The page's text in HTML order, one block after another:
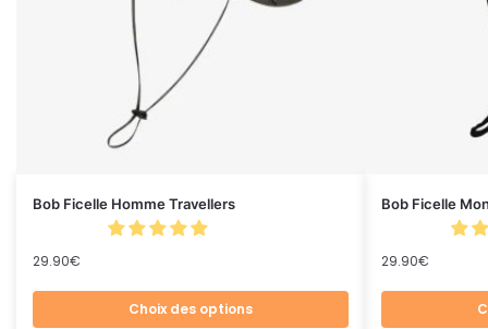
Bob Ficelle Homme Travellers
29.90€
Choix des options
Bob Ficelle
29.90€